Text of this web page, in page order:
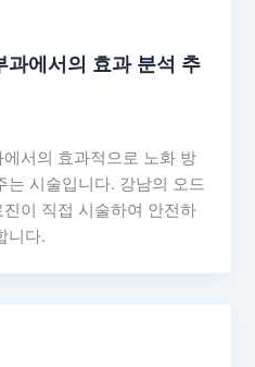
과에서의 효과 분석 추
서의 효과적으로 노화 방
는 시술입니다. 강남의 오드
이 직접 시술하여 안전하
니다.